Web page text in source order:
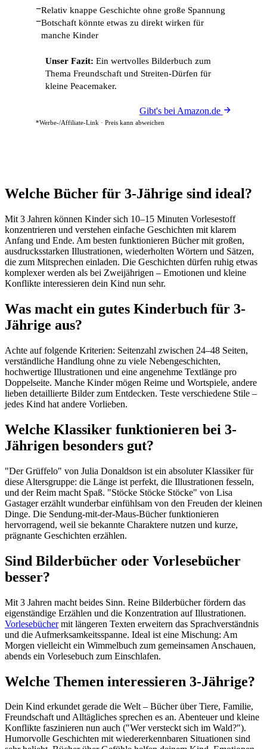
−Relativ knappe Geschichte ohne große Spannung
−Botschaft könnte etwas zu direkt wirken für
manche Kinder
Unser Fazit: Ein wertvolles Bilderbuch zum
Thema Freundschaft und Streiten-Dürfen für
kleine Peacemaker.
Gibt's bei Amazon.de
*Werbe-/Affiliate-Link · Preis kann abweichen
Welche Bücher für 3-Jährige sind ideal?
Mit 3 Jahren können Kinder sich 10–15 Minuten Vorlesestoff
konzentrieren und verstehen einfache Geschichten mit klarem
Anfang und Ende. Am besten funktionieren Bücher mit großen,
ausdrucksstarken Illustrationen, wiederholten Wörtern und Sätzen,
die zum Mitsprechen einladen. Die Geschichten dürfen ruhig etwas
komplexer werden als bei Zweijährigen – Emotionen und kleine
Konflikte interessieren dein Kind nun sehr.
Was macht ein gutes Kinderbuch für 3-
Jährige aus?
Achte auf folgende Kriterien: Seitenzahl zwischen 24–48 Seiten,
verständliche Handlung ohne zu viele Nebengeschichten,
hochwertige Illustrationen und eine angenehme Textlänge pro
Doppelseite. Manche Kinder mögen Reime und Wortspiele, andere
lieben detaillierte Bilder zum Entdecken. Teste verschiedene Stile –
jedes Kind hat andere Vorlieben.
Welche Klassiker funktionieren bei 3-
Jährigen besonders gut?
"Der Grüffelo" von Julia Donaldson ist ein absoluter Klassiker für
diese Altersgruppe: die Länge ist perfekt, die Illustrationen fesseln,
und der Reim macht Spaß. "Stöcke Stöcke Stöcke" von Lisa
Gastager erzählt wunderbar einfühlsam von den Freuden der kleinen
Dinge. Die Sendung-mit-der-Maus-Bücher funktionieren
hervorragend, weil sie bekannte Charaktere nutzen und kurze,
prägnante Geschichten erzählen.
Sind Bilderbücher oder Vorlesebücher
besser?
Mit 3 Jahren macht beides Sinn. Reine Bilderbücher fördern das
eigenständige Erzählen und die Konzentration auf Illustrationen.
Vorlesebüchermit längeren Texten erweitern das Sprachverständnis
und die Aufmerksamkeitsspanne. Ideal ist eine Mischung: Am
Morgen vielleicht ein Wimmelbuch zum gemeinsamen Anschauen,
abends ein Vorlesebuch zum Einschlafen.
Welche Themen interessieren 3-Jährige?
Dein Kind erkundet gerade die Welt – Bücher über Tiere, Familie,
Freundschaft und Alltägliches sprechen es an. Abenteuer und kleine
Konflikte faszinieren nun auch ("Wer versteckt sich im Wald?").
Humorvolle Geschichten mit wiedererkennbaren Situationen sind